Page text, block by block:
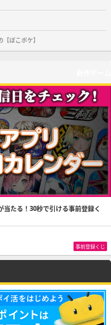
ぽこポケ】
たる！30秒で引ける事前登録く
事前登録くじ